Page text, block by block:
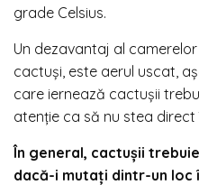
grade Celsius.
Un dezavantaj al
cactuși, este aerul uscat,
care iernează cactușii
atenție ca să nu stea
În general, cactușii
dacă-i mutați dintr-un loc